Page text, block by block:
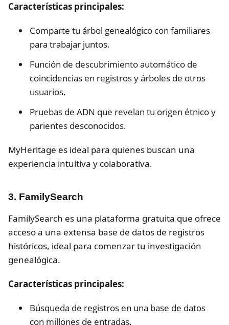
Características principales:
Comparte tu árbol genealógico con familiares
para trabajar juntos.
Función de descubrimiento automático de
coincidencias en registros y árboles de otros
usuarios.
Pruebas de ADN que revelan tu origen étnico y
parientes desconocidos.
MyHeritage es ideal para quienes buscan una
experiencia intuitiva y colaborativa.
3. FamilySearch
FamilySearch es una plataforma gratuita que ofrece
acceso a una extensa base de datos de registros
históricos, ideal para comenzar tu investigación
genealógica.
Características principales:
Búsqueda de registros en una base de datos
con millones de entradas.